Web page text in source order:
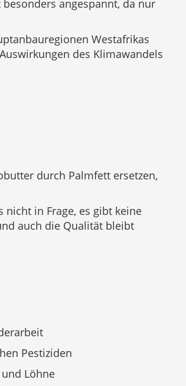
angespannt, da nur
Westafrikas
des Klimawandels
durch Palmfett ersetzen,
nicht in Frage, es gibt keine
auch die Qualität bleibt
Pestiziden
Löhne